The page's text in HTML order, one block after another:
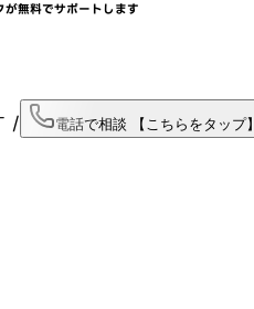
が無料でサポートします
/ 電話で相談 【こちらをタップ】